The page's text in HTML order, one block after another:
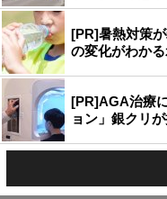
[PR]暑熱対策
の変化がわか
[PR]AGA治療
ョン」銀クリ